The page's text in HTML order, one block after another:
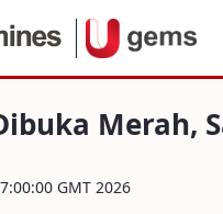
Merah, Saham
Merah,
GMT 2026